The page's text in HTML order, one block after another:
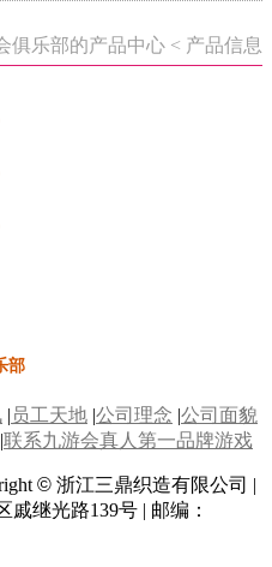
俱乐部的产品中心 < 产品信息
部
| 员工天地 |公司理念 |公司面貌
|联系九游会真人第一品牌游戏
© 浙江三鼎织造有限公司 |
继光路139号 | 邮编：